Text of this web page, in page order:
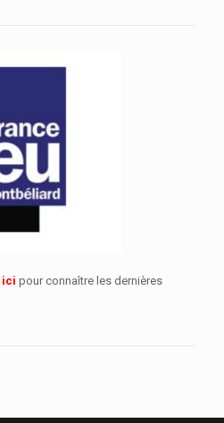
ici pour connaître les dernières